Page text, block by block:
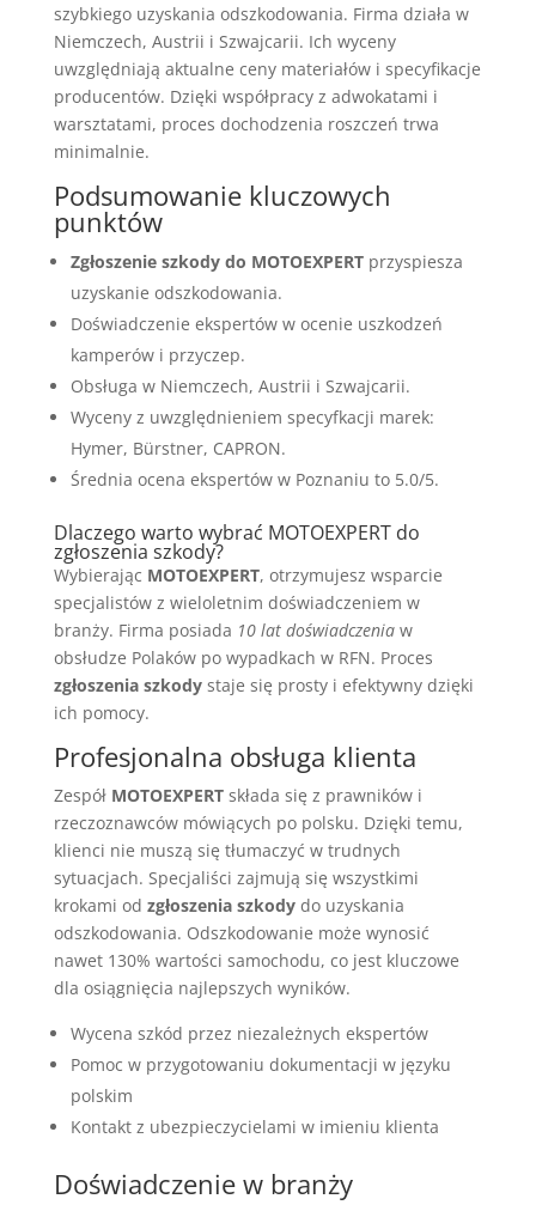
szybkiego uzyskania odszkodowania. Firma działa w
Niemczech, Austrii i Szwajcarii. Ich wyceny
uwzględniają aktualne ceny materiałów i specyfikacje
producentów. Dzięki współpracy z adwokatami i
warsztatami, proces dochodzenia roszczeń trwa
minimalnie.
Podsumowanie kluczowych
punktów
Zgłoszenie szkody do MOTOEXPERTprzyspiesza
uzyskanie odszkodowania.
Doświadczenie ekspertów w ocenie uszkodzeń
kamperów i przyczep.
Obsługa w Niemczech, Austrii i Szwajcarii.
Wyceny z uwzględnieniem specyfkacji marek:
Hymer, Bürstner, CAPRON.
Średnia ocena ekspertów w Poznaniu to 5.0/5.
Dlaczego warto wybrać MOTOEXPERT do
zgłoszenia szkody?
Wybierając MOTOEXPERT, otrzymujesz wsparcie
specjalistów z wieloletnim doświadczeniem w
branży. Firma posiada 10 lat doświadczeniaw
obsłudze Polaków po wypadkach w RFN. Proces
zgłoszenia szkodystaje się prosty i efektywny dzięki
ich pomocy.
Profesjonalna obsługa klienta
Zespół MOTOEXPERTskłada się z prawników i
rzeczoznawców mówiących po polsku. Dzięki temu,
klienci nie muszą się tłumaczyć w trudnych
sytuacjach. Specjaliści zajmują się wszystkimi
krokami od zgłoszenia szkodydo uzyskania
odszkodowania. Odszkodowanie może wynosić
nawet 130% wartości samochodu, co jest kluczowe
dla osiągnięcia najlepszych wyników.
Wycena szkód przez niezależnych ekspertów
Pomoc w przygotowaniu dokumentacji w języku
polskim
Kontakt z ubezpieczycielami w imieniu klienta
Doświadczenie w branży